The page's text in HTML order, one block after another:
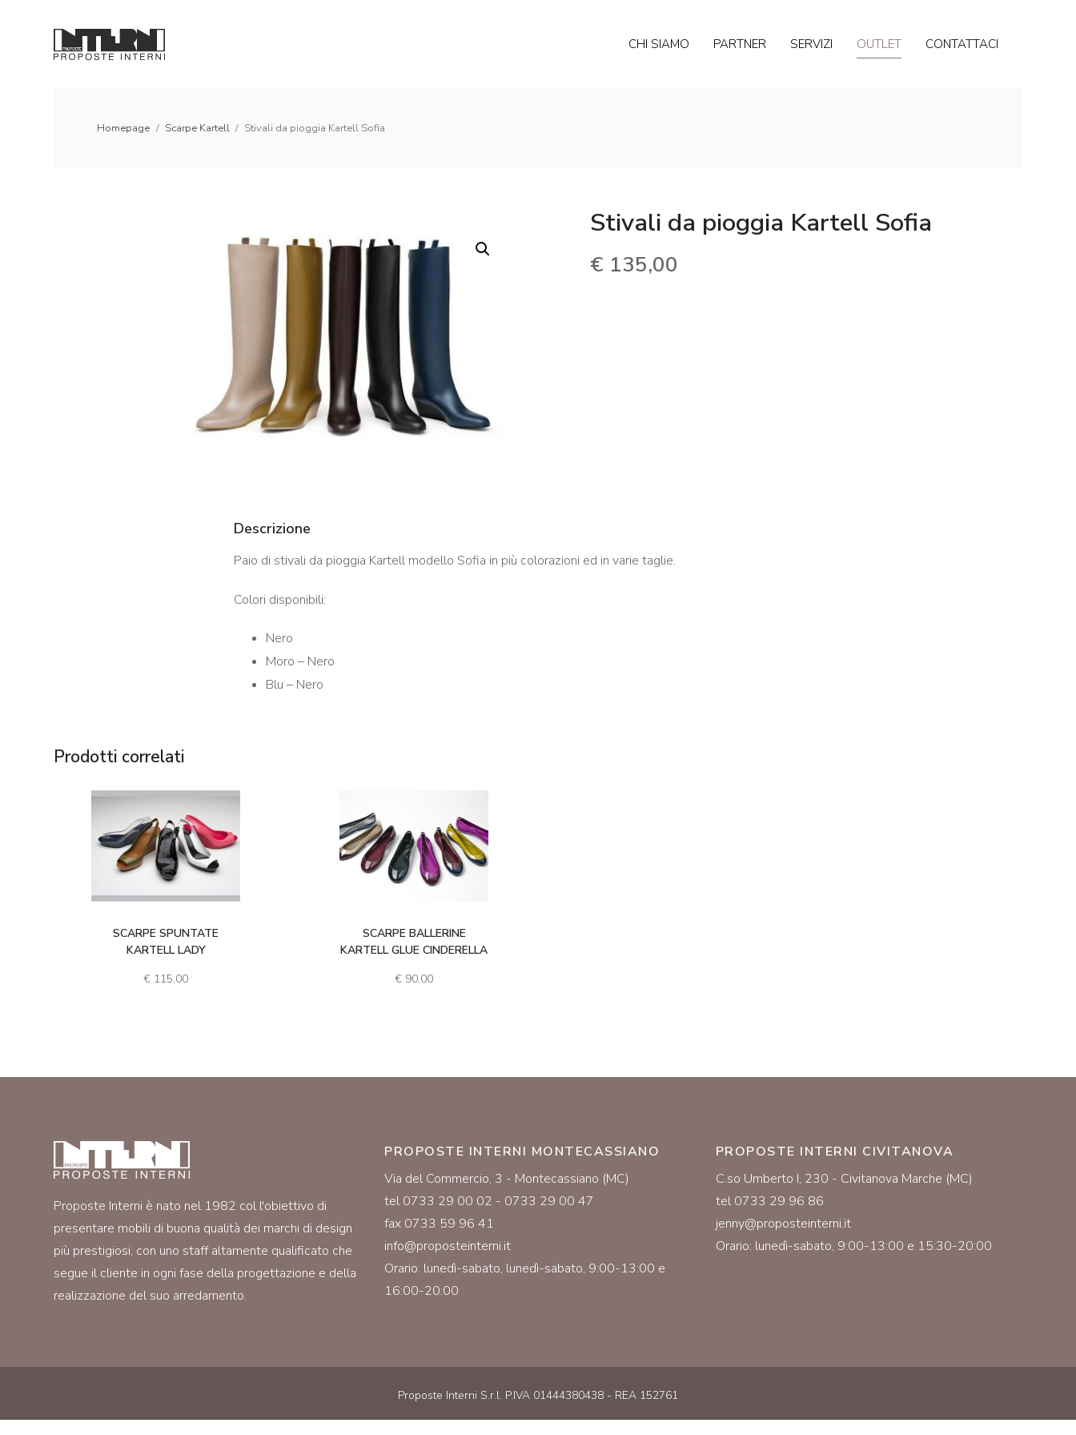
CHI SIAMO PARTNER SERVIZI OUTLET CONTATTACI
Homepage / Scarpe Kartell / Stivali da pioggia Kartell Sofia
Stivali da pioggia Kartell Sofia
€ 135,00
Descrizione
Paio di stivali da pioggia Kartell modello Sofia in più colorazioni ed in varie taglie.
Colori disponibili:
Nero
Moro – Nero
Blu – Nero
Prodotti correlati
SCARPE SPUNTATE
KARTELL LADY
€ 115,00
SCARPE BALLERINE
KARTELL GLUE CINDERELLA
€ 90,00
Proposte Interni è nato nel 1982 col l'obiettivo di
presentare mobili di buona qualità dei marchi di design
più prestigiosi, con uno staff altamente qualificato che
segue il cliente in ogni fase della progettazione e della
realizzazione del suo arredamento.
PROPOSTE INTERNI MONTECASSIANO
Via del Commercio, 3 - Montecassiano (MC)
tel 0733 29 00 02 - 0733 29 00 47
fax 0733 59 96 41
info@proposteinterni.it
Orario: lunedì-sabato, lunedì-sabato, 9:00-13:00 e
16:00-20:00
PROPOSTE INTERNI CIVITANOVA
C.so Umberto I, 230 - Civitanova Marche (MC)
tel 0733 29 96 86
jenny@proposteinterni.it
Orario: lunedì-sabato, 9:00-13:00 e 15:30-20:00
Proposte Interni S.r.l. P.IVA 01444380438 - REA 152761